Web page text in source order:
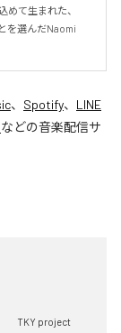
めて生まれた、
を選んだNaomi
、 Spotify、 LINE
などの音楽配信サ
TKY project